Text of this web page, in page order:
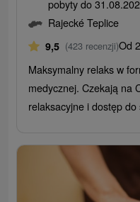
pobyty do
Rajecké Teplice
9,5 (423 recenzji)Od
Maksymalny relaks w
medycznej. Czekają na
relaksacyjne i dostęp